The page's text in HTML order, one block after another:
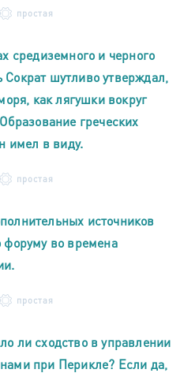
простая
средиземного и черного
шутливо утверждал,
как лягушки вокруг
греческих
имел в виду.
простая
источников
форуму во времена
простая
ли сходство в управлении
при Перикле? Если да,